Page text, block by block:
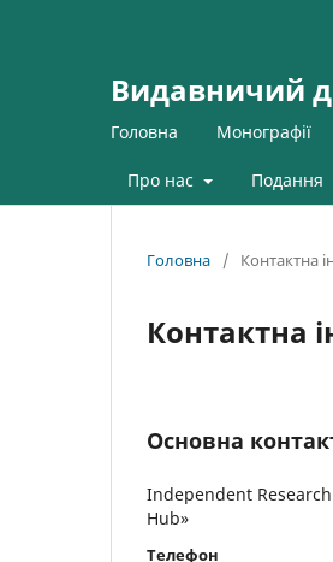
Видавничий
Головна Монографії
Про нас Подання
Головна / Контактна
Контактна
Основна
Independent
Hub»
Телефон